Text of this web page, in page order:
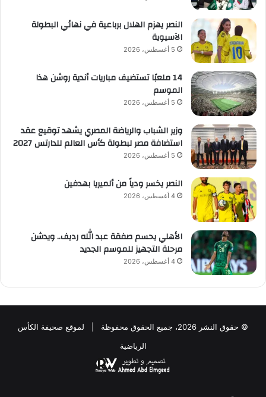
النصر يهزم الهلال برباعية في نهائي البطولة
الآسيوية
5 أغسطس، 2026
14 ملعبًا تستضيف مباريات أندية روشن هذا
الموسم
5 أغسطس، 2026
وزير الشباب والرياضة المصري يشهد توقيع عقد
استضافة مصر لبطولة كأس العالم للدارتس 2027
5 أغسطس، 2026
النصر يخسر ودياً من ألميريا بهدفين
4 أغسطس، 2026
الأهلي يحسم صفقة عبد الله رديف.. ويدشن
مرحلة التجهيز للموسم الجديد
4 أغسطس، 2026
© حقوق النشر 2026، جميع الحقوق محفوظة | لموقع صحيفة الكأس
الرياضية